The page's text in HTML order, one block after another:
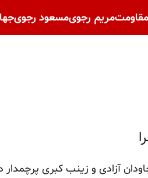
مقاومتمریم رجویمسعود رجوی
آزادی و زینب کبری